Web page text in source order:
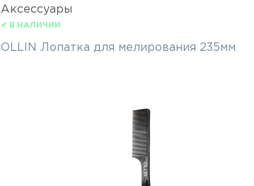
Аксессуары
✔ В НАЛИЧИИ
OLLIN Лопатка для мелирования 235мм